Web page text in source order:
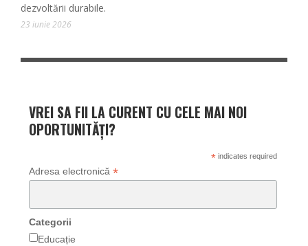
dezvoltării durabile.
23 iunie 2026
VREI SA FII LA CURENT CU CELE MAI NOI
OPORTUNITĂȚI?
*indicates required
Adresa electronică *
Categorii
Educație